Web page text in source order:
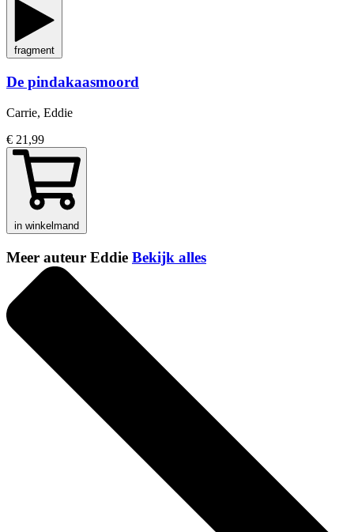
fragment
De pindakaasmoord
Carrie, Eddie
€ 21,99
in winkelmand
Meer auteur Eddie Bekijk alles